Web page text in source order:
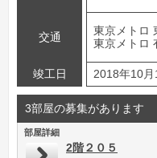
交通
東京メトロ
東京メトロ
竣工日 2018年10月
3部屋の募集があります
部屋詳細
2階２０５